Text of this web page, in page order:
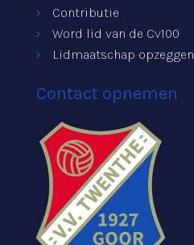
Contributie
Word lid van de Cv100
Lidmaatschap opzeggen
Contact opnemen